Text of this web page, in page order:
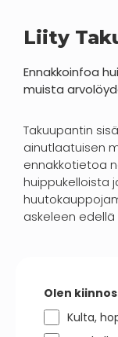
Liity
Ennakkoinfoa
muista
Takuupantin
ainutlaatuisen
ennakkotietoa
huippukelloista
askeleen edellä
Olen
Kulta,